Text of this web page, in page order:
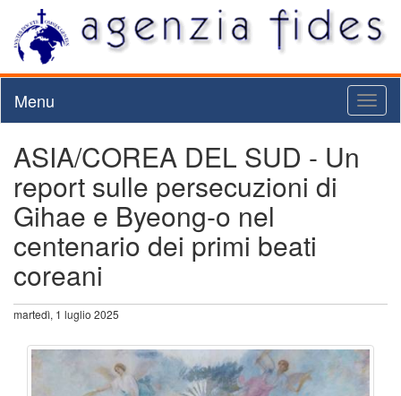
Menu
ASIA/COREA DEL SUD - Un
report sulle persecuzioni di
Gihae e Byeong-o nel
centenario dei primi beati
coreani
martedì, 1 luglio 2025